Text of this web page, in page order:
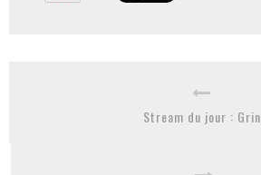
Stream du jour : Grin